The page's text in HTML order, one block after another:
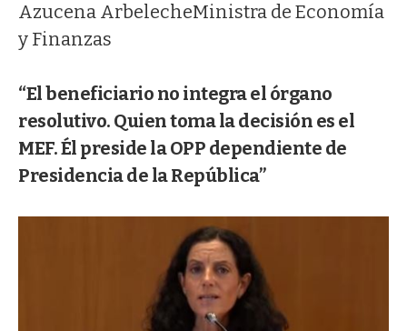
Azucena ArbelecheMinistra de Economía
y Finanzas
“El beneficiario no integra el órgano
resolutivo. Quien toma la decisión es el
MEF. Él preside la OPP dependiente de
Presidencia de la República”